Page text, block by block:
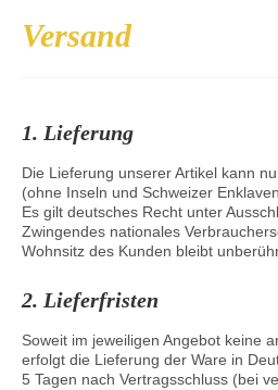
Rezepte
Kontaktieren Sie uns!
Mein Konto
Versand
1. Lieferung
Die Lieferung unserer Artikel kann
(ohne Inseln und Schweizer
Es gilt deutsches Recht unter
Zwingendes nationales
Wohnsitz des Kunden bleibt
2. Lieferfristen
Soweit im jeweiligen Angebot keine
erfolgt die Lieferung der Ware in
5 Tagen nach Vertragsschluss (bei